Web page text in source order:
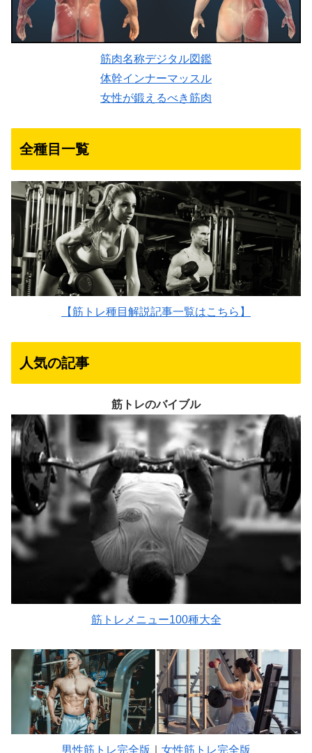
筋肉名称デジタル図鑑
体幹インナーマッスル
女性が鍛えるべき筋肉
全種目一覧
【筋トレ種目解説記事一覧はこちら】
人気の記事
筋トレのバイブル
筋トレメニュー100種大全
男性筋トレ完全版 女性筋トレ完全版